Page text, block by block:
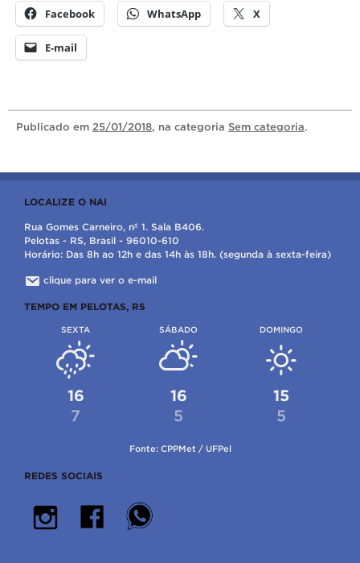
Facebook WhatsApp X
E-mail
Publicado em 25/01/2018, na categoria Sem categoria.
LOCALIZE O NAI
Rua Gomes Carneiro, nº 1. Sala B406.
Pelotas - RS, Brasil - 96010-610
Horário: Das 8h ao 12h e das 14h às 18h. (segunda à sexta-feira)
clique para ver o e-mail
TEMPO EM PELOTAS, RS
SEXTA
16
7
SÁBADO
16
5
DOMINGO
15
5
Fonte: CPPMet / UFPel
REDES SOCIAIS